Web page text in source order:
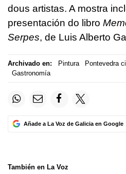
dous artistas. A mostra
presentación do libro
Serpes, de Luis Alberto
Archivado en: Pintura Pontevedra
Gastronomía
Añade a La Voz de Galicia en Google
También en La Voz